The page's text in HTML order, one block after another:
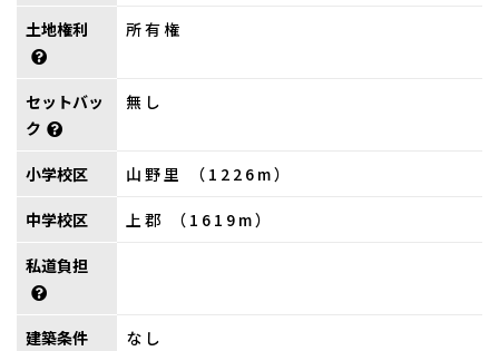
土地権利 所有権
セットバッ
ク
無し
小学校区 山野里 （1226m）
中学校区 上郡 （1619m）
私道負担
建築条件 なし